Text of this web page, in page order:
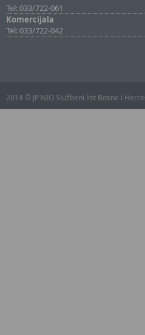
Tel: 033/722-061
Komercijala
Tel: 033/722-042
2014 © JP NIO Službeni list Bosne i